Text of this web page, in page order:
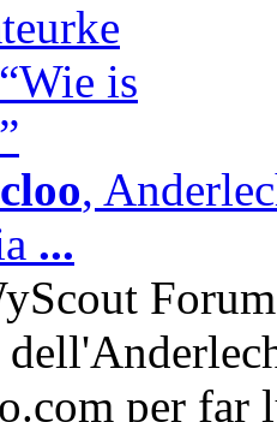
,
...
per far